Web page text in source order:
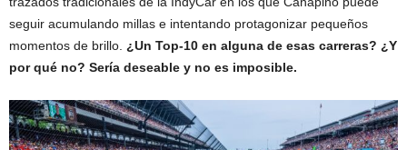
seguir acumulando millas e intentando protagonizar pequeños
momentos de brillo. ¿Un Top-10 en alguna de esas carreras? ¿Y
por qué no? Sería deseable y no es imposible.